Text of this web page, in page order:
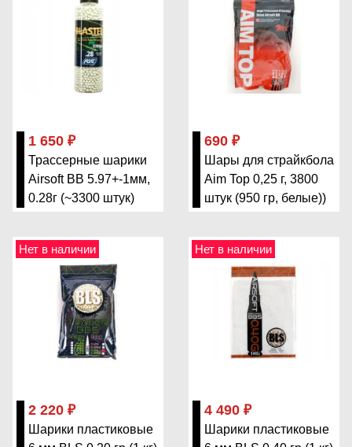
1 650 ₽
Трассерные шарики
Airsoft BB 5.97+-1мм,
0.28г (~3300 штук)
690 ₽
Шары для страйкбола
Aim Top 0,25 г, 3800
штук (950 гр, белые))
Нет в наличии
2 220 ₽
Шарики пластиковые
Нет в наличии
4 490 ₽
Шарики пластиковые